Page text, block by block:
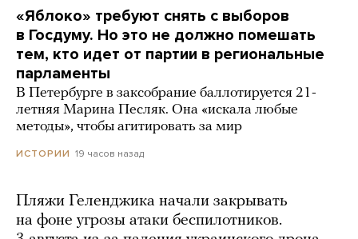
«Яблоко» требуют снять с выборов
в Госдуму. Но это не должно помешать
тем, кто идет от партии в региональные
парламенты
В Петербурге в заксобрание баллотируется 21-
летняя Марина Песляк. Она «искала любые
методы», чтобы агитировать за мир
ИСТОРИИ 19 часов назад
Пляжи Геленджика начали закрывать
на фоне угрозы атаки беспилотников.